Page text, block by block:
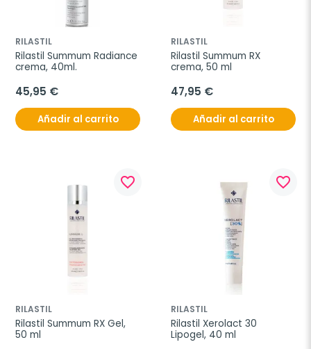
RILASTIL
Rilastil Summum Radiance
crema, 40ml.
45,95 €
Añadir al carrito
RILASTIL
Rilastil Summum RX
crema, 50 ml
47,95 €
Añadir al carrito
favorite_border
RILASTIL
Rilastil Summum RX Gel,
50 ml
favorite_border
RILASTIL
Rilastil Xerolact 30
Lipogel, 40 ml